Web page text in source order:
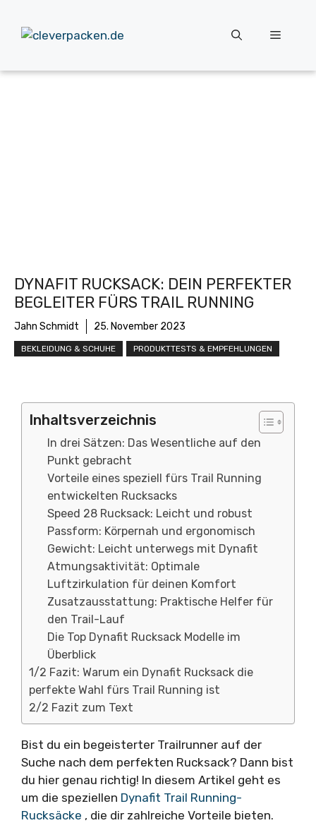
Inhalt
springen
Menü
DYNAFIT RUCKSACK: DEIN PERFEKTER
BEGLEITER FÜRS TRAIL RUNNING
Jahn Schmidt 25. November 2023
BEKLEIDUNG & SCHUHE PRODUKTTESTS & EMPFEHLUNGEN
Inhaltsverzeichnis
In drei Sätzen: Das Wesentliche auf den
Punkt gebracht
Vorteile eines speziell fürs Trail Running
entwickelten Rucksacks
Speed 28 Rucksack: Leicht und robust
Passform: Körpernah und ergonomisch
Gewicht: Leicht unterwegs mit Dynafit
Atmungsaktivität: Optimale
Luftzirkulation für deinen Komfort
Zusatzausstattung: Praktische Helfer für
den Trail-Lauf
Die Top Dynafit Rucksack Modelle im
Überblick
1/2 Fazit: Warum ein Dynafit Rucksack die
perfekte Wahl fürs Trail Running ist
2/2 Fazit zum Text
Bist du ein begeisterter Trailrunner auf der
Suche nach dem perfekten Rucksack? Dann bist
du hier genau richtig! In diesem Artikel geht es
um die speziellen Dynafit Trail Running-
Rucksäcke , die dir zahlreiche Vorteile bieten.